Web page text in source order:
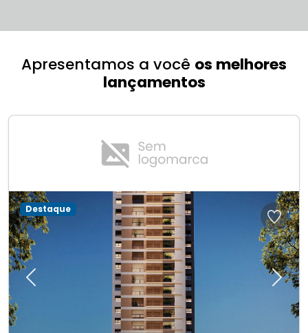
Apresentamos a você os melhores
lançamentos
Previous Next
Destaque